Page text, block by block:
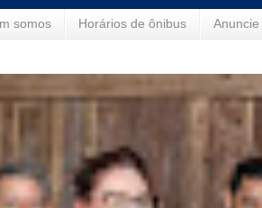
somos Horários de ônibus